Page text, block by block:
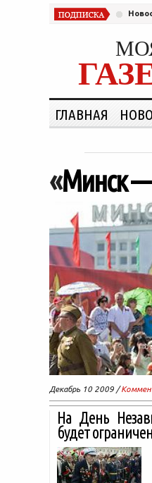
ГЛАВНАЯ
«Минск —
Декабрь 10 2009 /
На День
будет